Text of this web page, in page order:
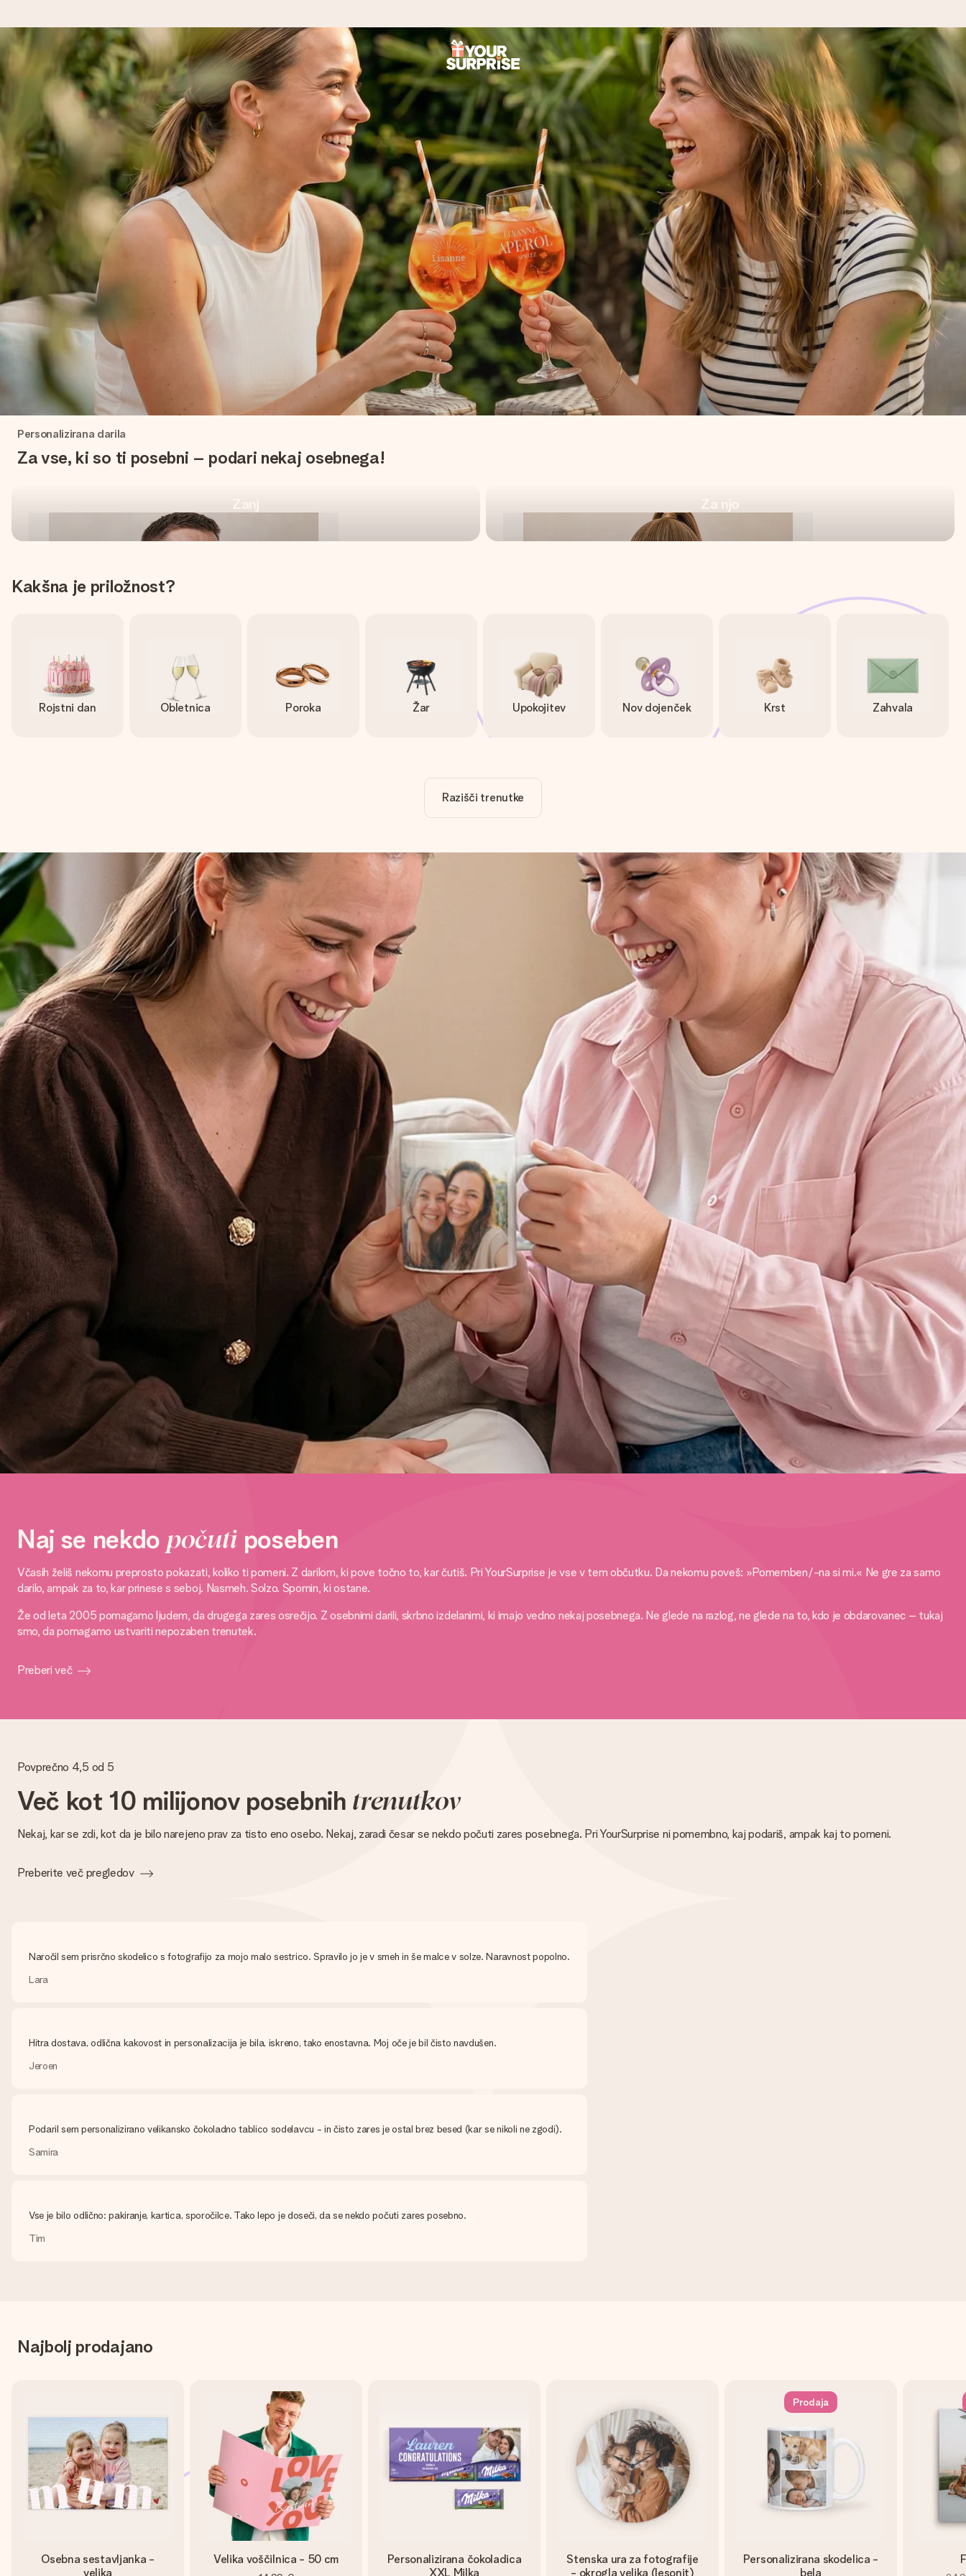
Naroči danes, odpošljemo v 1 delovnem dnevu
Darilo izdelamo z veliko skrbnostjo in ga hitro pošljemo naprej – da ga lahko podariš natanko takrat, ko je najbolj pomembno.
4,8 (na podlagi +15.000 mnenj)
Naša darila navdihujejo. Stranke nas na Google Reviews ocenjujejo s 4,8.
Brezplačna čestitka
V nekaj preprostih korakih ustvari nekaj edinstvenega – z njenim imenom, tvojo fotografijo ali sporočilom, ki ogreje srce. Brez zapletov, le vsa ljubezen za ta trenutek.
Unikatno za vsako
priložnost
Kupi osebna darila
Personalizirana darila
Za vse, ki so ti posebni – podari nekaj osebnega!
Kakšna je priložnost?
Rojstni dan Obletnica Poroka Žar Upokojitev Nov dojenček Krst Zahvala
Razišči trenutke
Naj se nekdo počutiposeben
Včasih želiš nekomu preprosto pokazati, koliko ti pomeni. Z darilom, ki pove točno to, kar čutiš. Pri YourSurprise je vse v tem občutku. Da nekomu poveš: »Pomemben/-na si mi.« Ne gre za samo
darilo, ampak za to, kar prinese s seboj. Nasmeh. Solzo. Spomin, ki ostane.
Že od leta 2005 pomagamo ljudem, da drugega zares osrečijo. Z osebnimi darili, skrbno izdelanimi, ki imajo vedno nekaj posebnega. Ne glede na razlog, ne glede na to, kdo je obdarovanec – tukaj
smo, da pomagamo ustvariti nepozaben trenutek.
Preberi več
Povprečno 4,5 od 5
Več kot 10 milijonov posebnih trenutkov
Nekaj, kar se zdi, kot da je bilo narejeno prav za tisto eno osebo. Nekaj, zaradi česar se nekdo počuti zares posebnega. Pri YourSurprise ni pomembno, kaj podariš, ampak kaj to pomeni.
Preberite več pregledov
Naročil sem prisrčno skodelico s fotografijo za mojo malo sestrico. Spravilo jo je v smeh in še malce v solze. Naravnost popolno.
Lara
Hitra dostava, odlična kakovost in personalizacija je bila, iskreno, tako enostavna. Moj oče je bil čisto navdušen.
Jeroen
Podaril sem personalizirano velikansko čokoladno tablico sodelavcu - in čisto zares je ostal brez besed (kar se nikoli ne zgodi).
Samira
Vse je bilo odlično: pakiranje, kartica, sporočilce. Tako lepo je doseči, da se nekdo počuti zares posebno.
Tim
Najbolj prodajano
Osebna sestavljanka -
velika
Velika voščilnica - 50 cm
Personalizirana čokoladica
XXL Milka
Stenska ura za fotografije
- okrogla velika (lesonit)
Prodaja
Personalizirana skodelica -
bela